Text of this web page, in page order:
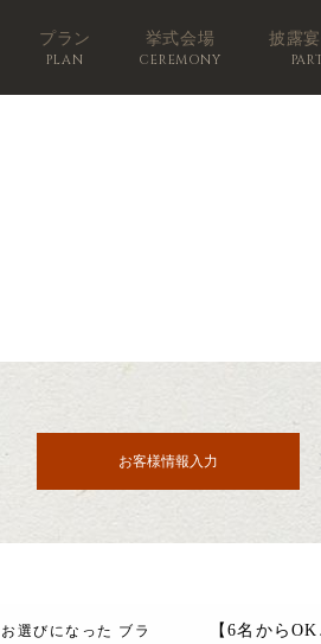
プラン
PLAN
挙式会場
CEREMONY
披露
お客様情報入力
お選びになった ブラ
【6名から